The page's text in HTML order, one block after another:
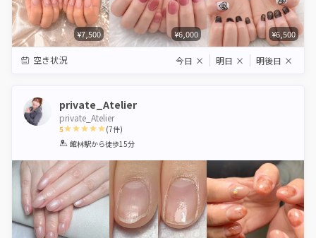
¥7,500 ¥6,000 ¥6,500
空き状況 今日 × 明日 × 明後日 ×
private_Atelier
private_Atelier
5
1 2 3 4 5
(7件)
館林駅から徒歩15分